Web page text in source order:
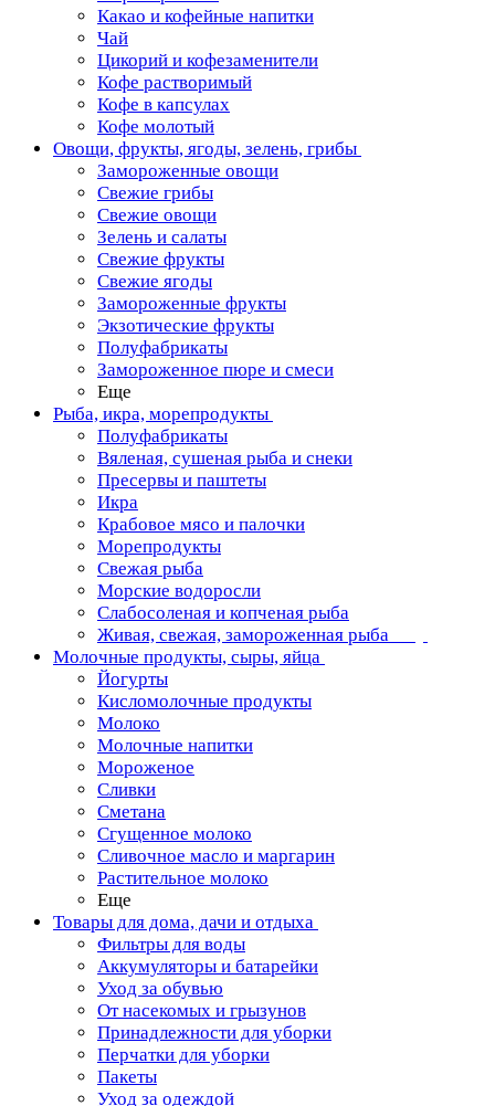
Какао и кофейные напитки
Чай
Цикорий и кофезаменители
Кофе растворимый
Кофе в капсулах
Кофе молотый
Овощи, фрукты, ягоды, зелень, грибы
Замороженные овощи
Свежие грибы
Свежие овощи
Зелень и салаты
Свежие фрукты
Свежие ягоды
Замороженные фрукты
Экзотические фрукты
Полуфабрикаты
Замороженное пюре и смеси
Еще
Рыба, икра, морепродукты
Полуфабрикаты
Вяленая, сушеная рыба и снеки
Пресервы и паштеты
Икра
Крабовое мясо и палочки
Морепродукты
Свежая рыба
Морские водоросли
Слабосоленая и копченая рыба
Живая, свежая, замороженная рыба
Молочные продукты, сыры, яйца
Йогурты
Кисломолочные продукты
Молоко
Молочные напитки
Мороженое
Сливки
Сметана
Сгущенное молоко
Сливочное масло и маргарин
Растительное молоко
Еще
Товары для дома, дачи и отдыха
Фильтры для воды
Аккумуляторы и батарейки
Уход за обувью
От насекомых и грызунов
Принадлежности для уборки
Перчатки для уборки
Пакеты
Уход за одеждой